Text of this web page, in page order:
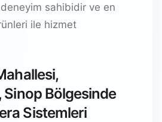
sahibidir ve en
ile hizmet
Sinop Bölgesinde
Sistemleri